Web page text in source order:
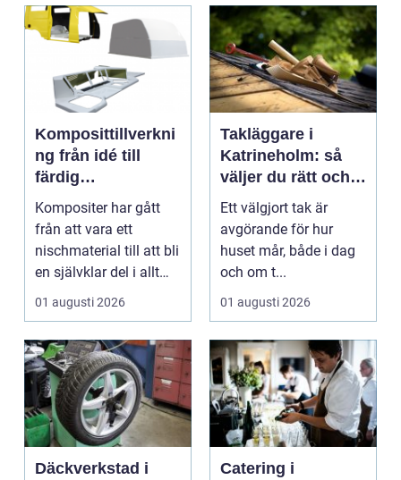
Komposittillverkni
ng från idé till
färdig
högpresterande
produkt
Kompositer har gått
från att vara ett
nischmaterial till att bli
en självklar del i allt
från vindkr...
01 augusti 2026
Takläggare i
Katrineholm: så
väljer du rätt och
får ett tak som
håller
Ett välgjort tak är
avgörande för hur
huset mår, både i dag
och om t...
01 augusti 2026
Däckverkstad i
Catering i